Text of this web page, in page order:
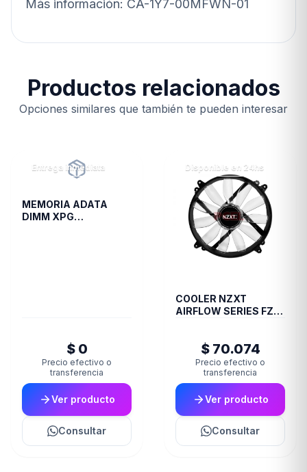
Más información: CA-1Y7-00MFWN-01
Productos relacionados
Opciones similares que también te pueden interesar
Entrega inmediata
MEMORIA ADATA
DIMM XPG
$ 0
Precio efectivo o
transferencia
Ver producto
Consultar
Disponible en 24hs
COOLER NZXT
AIRFLOW SERIES FZ-
$ 70.074
Precio efectivo o
transferencia
Ver producto
Consultar